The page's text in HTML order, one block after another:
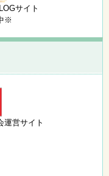
サイト
※
運営サイト